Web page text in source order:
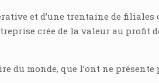
et d’une trentaine de
crée de la valeur au profit
du monde, que l’ont ne présente